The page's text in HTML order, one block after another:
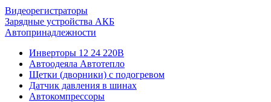
Видеорегистраторы
Зарядные устройства АКБ
Автопринадлежности
Инверторы 12 24 220В
Автоодеяла Автотепло
Щетки (дворники) с подогревом
Датчик давления в шинах
Автокомпрессоры